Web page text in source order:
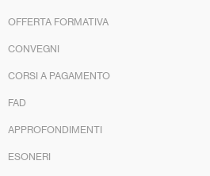
OFFERTA FORMATIVA
CONVEGNI
CORSI A PAGAMENTO
FAD
APPROFONDIMENTI
ESONERI